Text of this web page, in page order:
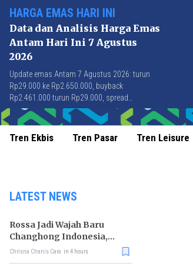
HARGA EMAS HARI INI
Data dan Analisis Harga Emas
Antam Hari Ini 7 Agustus
2026
Update emas Antam 7 Agustus 2026: turun
Rp29.000 ke Rp2.650.000, buyback
Rp2.461.000 turun Rp29.000, spread
Rp189.000 stabil di level terbaik sejak April
2026.
Tren Ekbis Tren Pasar Tren Leisure
LATEST NEWS
Rossa Jadi Wajah Baru
Changhong Indonesia,
Garansi Produk Kini
Chrisna Chanis Cara in 4 hours